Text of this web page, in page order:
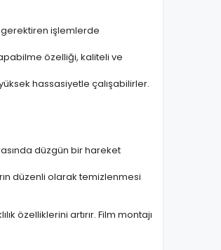
gerektiren işlemlerde
özelliği, kaliteli ve
hassasiyetle çalışabilirler.
düzgün bir hareket
düzenli olarak temizlenmesi
özelliklerini artırır. Film montajı